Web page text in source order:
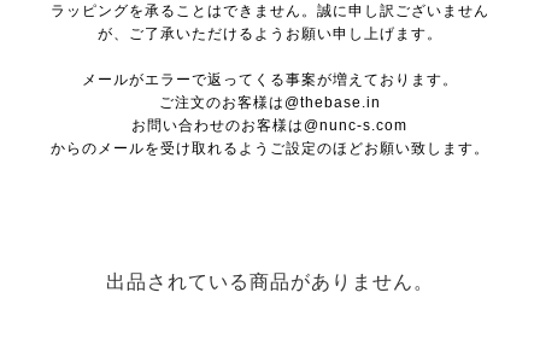
ラッピングを承ることはできません。誠に申し訳ございません
が、ご了承いただけるようお願い申し上げます。
メールがエラーで返ってくる事案が増えております。
ご注文のお客様は@thebase.in
お問い合わせのお客様は@nunc-s.com
からのメールを受け取れるようご設定のほどお願い致します。
出品されている商品がありません。